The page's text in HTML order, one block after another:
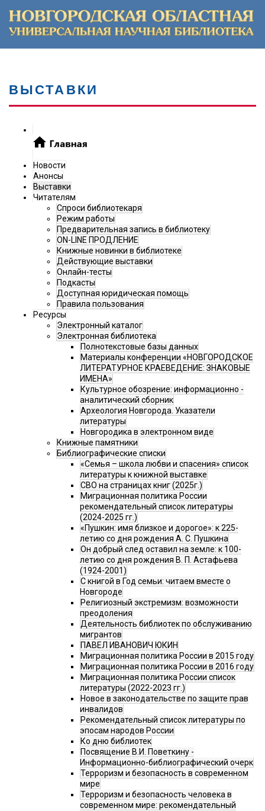
ВЫСТАВКИ
Новости
Анонсы
Выставки
Читателям
Спроси библиотекаря
Режим работы
Предварительная запись в библиотеку
ON-LINE ПРОДЛЕНИЕ
Книжные новинки в библиотеке
Действующие выставки
Онлайн-тесты
Подкасты
Доступная юридическая помощь
Правила пользования
Ресурсы
Электронный каталог
Электронная библиотека
Полнотекстовые базы данных
Материалы конференции «НОВГОРОДСКОЕ
ЛИТЕРАТУРНОЕ КРАЕВЕДЕНИЕ: ЗНАКОВЫЕ
ИМЕНА»
Культурное обозрение: информационно -
аналитический сборник
Археология Новгорода. Указатели
литературы
Новгородика в электронном виде
Книжные памятники
Библиографические списки
«Семья – школа любви и спасения» список
литературы к книжной выставке
СВО на страницах книг (2025г.)
Миграционная политика России
рекомендательный список литературы
(2024-2025 гг.)
«Пушкин: имя близкое и дорогое»: к 225-
летию со дня рождения А. С. Пушкина
Он добрый след оставил на земле: к 100-
летию со дня рождения В. П. Астафьева
(1924-2001)
С книгой в Год семьи: читаем вместе о
Новгороде
Религиозный экстремизм: возможности
преодоления
Деятельность библиотек по обслуживанию
мигрантов
ПАВЕЛ ИВАНОВИЧ ЮКИН
Миграционная политика России в 2015 году
Миграционная политика России в 2016 году
Миграционная политика России список
литературы (2022-2023 гг.)
Новое в законодательстве по защите прав
инвалидов
Рекомендательный список литературы по
эпосам народов России
Ко дню библиотек
Посвящение В.И. Поветкину -
Информационно-библиографический очерк
Терроризм и безопасность в современном
мире
Терроризм и безопасность человека в
современном мире: рекомендательный